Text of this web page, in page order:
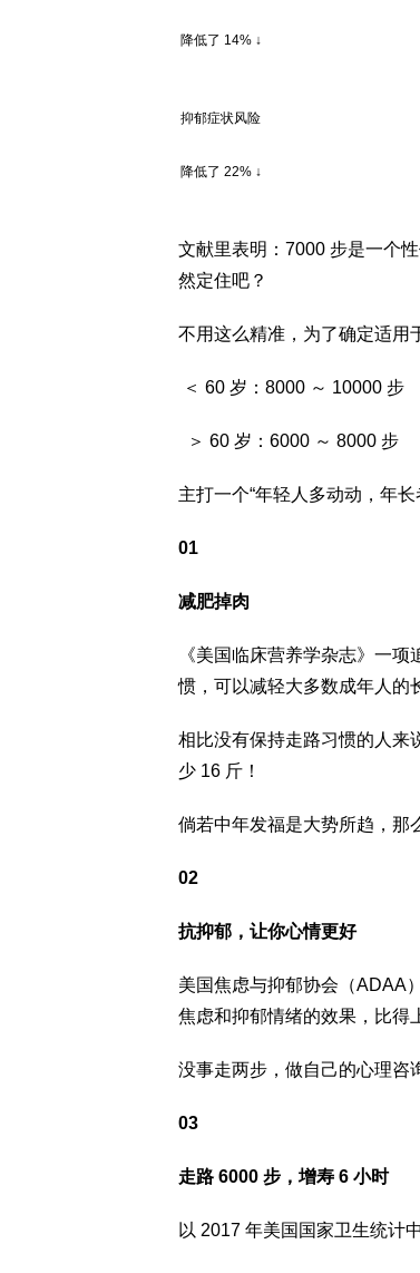
降低了 14% ↓
抑郁症状风险
降低了 22% ↓
文献里表明：7000 步是一个
然定住吧？
不用这么精准，为了确定适用
＜ 60 岁：8000 ～ 10000 步
＞ 60 岁：6000 ～ 8000 步
主打一个“年轻人多动动，年
01
减肥掉肉
《美国临床营养学杂志》一
惯，可以减轻大多数成年人
相比没有保持走路习惯的人来
少 16 斤！
倘若中年发福是大势所趋，那
02
抗抑郁，让你心情更好
美国焦虑与抑郁协会（ADAA
焦虑和抑郁情绪的效果，比得
没事走两步，做自己的心理咨
03
走路 6000 步，增寿 6 小时
以 2017 年美国国家卫生统